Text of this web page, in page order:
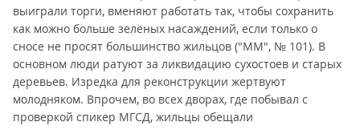
выиграли торги, вменяют работать так, чтобы сохранить
как можно больше зелёных насаждений, если только о
сносе не просят большинство жильцов ("ММ", № 101). В
основном люди ратуют за ликвидацию сухостоев и старых
деревьев. Изредка для реконструкции жертвуют
молодняком. Впрочем, во всех дворах, где побывал с
проверкой спикер МГСД, жильцы обещали